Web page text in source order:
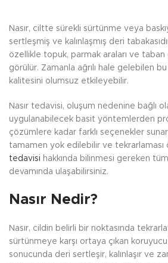
Nasır, ciltte sürekli sürtünme veya
sertleşmiş ve kalınlaşmış deri
özellikle topuk, parmak araları ve
görülür. Zamanla ağrılı hale gelebilen
kalitesini olumsuz etkileyebilir.
Nasır tedavisi, oluşum nedenine bağlı
uygulanabilecek basit yöntemlerden
çözümlere kadar farklı seçenekler
tamamen yok edilebilir ve tekrarlaması
tedavisi hakkında bilinmesi gereken
devamında ulaşabilirsiniz.
Nasır Nedir?
Nasır, cildin belirli bir noktasında
sürtünmeye karşı ortaya çıkan
sonucunda deri sertleşir, kalınlaşır ve